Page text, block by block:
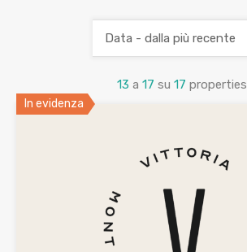
13 a 17 su 17 properties
Data - dalla più recente
In evidenza